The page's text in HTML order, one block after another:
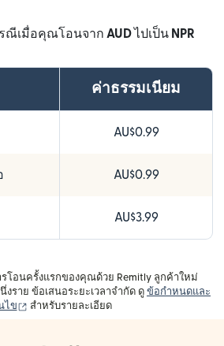
ณีเมื่อคุณโอนจาก AUDไปเป็น NPR
ค่าธรรมเนียม
AU$0.99
AU$0.99
AU$3.99
โอนครั้งแรกของคุณด้วย Remitly ลูกค้าใหม่
ราย ข้อเสนอระยะเวลาจำกัด ดู ข้อกำหนดและ
ไข
(เปิดในหน้าต่างใหม่)
สำหรับรายละเอียด